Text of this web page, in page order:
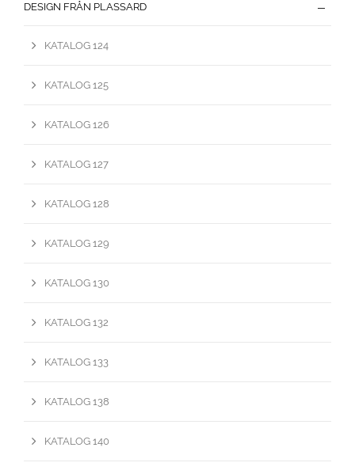
DESIGN FRÅN PLASSARD
KATALOG 124
KATALOG 125
KATALOG 126
KATALOG 127
KATALOG 128
KATALOG 129
KATALOG 130
KATALOG 132
KATALOG 133
KATALOG 138
KATALOG 140